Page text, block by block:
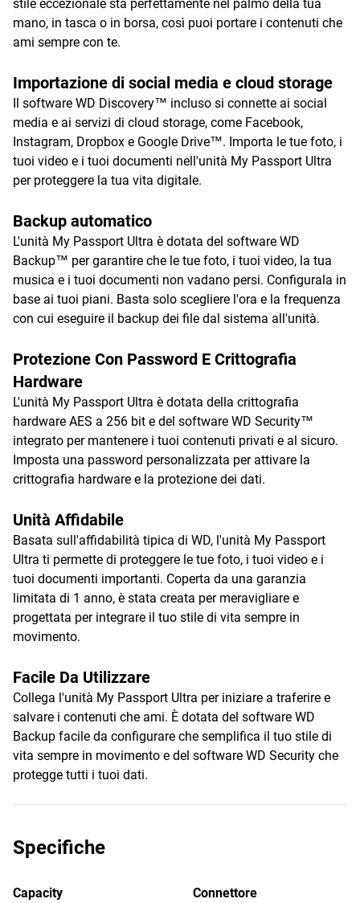
stile eccezionale sta perfettamente nel palmo della tua
mano, in tasca o in borsa, così puoi portare i contenuti che
ami sempre con te.
Importazione di social media e cloud storage
Il software WD Discovery™ incluso si connette ai social
media e ai servizi di cloud storage, come Facebook,
Instagram, Dropbox e Google Drive™. Importa le tue foto, i
tuoi video e i tuoi documenti nell'unità My Passport Ultra
per proteggere la tua vita digitale.
Backup automatico
L'unità My Passport Ultra è dotata del software WD
Backup™ per garantire che le tue foto, i tuoi video, la tua
musica e i tuoi documenti non vadano persi. Configurala in
base ai tuoi piani. Basta solo scegliere l'ora e la frequenza
con cui eseguire il backup dei file dal sistema all'unità.
Protezione Con Password E Crittografia
Hardware
L'unità My Passport Ultra è dotata della crittografia
hardware AES a 256 bit e del software WD Security™
integrato per mantenere i tuoi contenuti privati e al sicuro.
Imposta una password personalizzata per attivare la
crittografia hardware e la protezione dei dati.
Unità Affidabile
Basata sull'affidabilità tipica di WD, l'unità My Passport
Ultra ti permette di proteggere le tue foto, i tuoi video e i
tuoi documenti importanti. Coperta da una garanzia
limitata di 1 anno, è stata creata per meravigliare e
progettata per integrare il tuo stile di vita sempre in
movimento.
Facile Da Utilizzare
Collega l'unità My Passport Ultra per iniziare a traferire e
salvare i contenuti che ami. È dotata del software WD
Backup facile da configurare che semplifica il tuo stile di
vita sempre in movimento e del software WD Security che
protegge tutti i tuoi dati.
Specifiche
Capacity Connettore